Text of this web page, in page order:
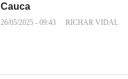
Cauca
26/05/2025 - 09:43 RICHAR VIDAL